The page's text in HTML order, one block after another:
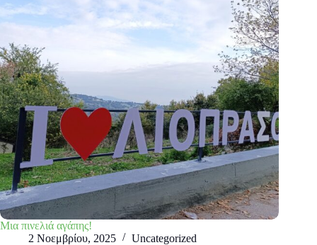
Μια πινελιά αγάπης!
2 Νοεμβρίου, 2025
Uncategorized